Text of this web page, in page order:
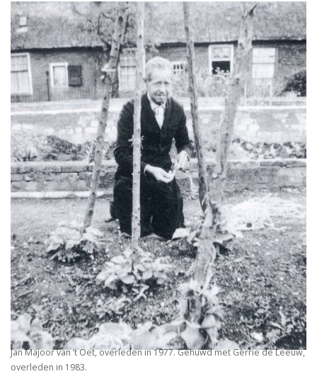
Jan Majoor van ’t Oet, overleden in 1977. Gehuwd met Gerrie de Leeuw,
overleden in 1983.